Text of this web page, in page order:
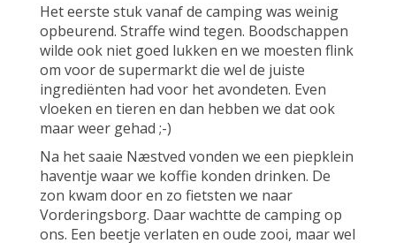
Het eerste stuk vanaf de camping was weinig
opbeurend. Straffe wind tegen. Boodschappen
wilde ook niet goed lukken en we moesten flink
om voor de supermarkt die wel de juiste
ingrediënten had voor het avondeten. Even
vloeken en tieren en dan hebben we dat ook
maar weer gehad ;-)
Na het saaie Næstved vonden we een piepklein
haventje waar we koffie konden drinken. De
zon kwam door en zo fietsten we naar
Vorderingsborg. Daar wachtte de camping op
ons. Een beetje verlaten en oude zooi, maar wel